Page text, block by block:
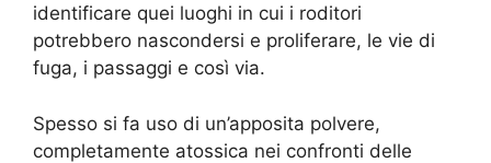
identificare quei luoghi in cui i roditori
potrebbero nascondersi e proliferare, le vie di
fuga, i passaggi e così via.
Spesso si fa uso di un’apposita polvere,
completamente atossica nei confronti delle